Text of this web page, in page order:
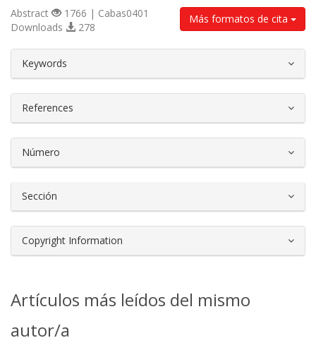
Más formatos de cita
Abstract
1766 | Cabas0401
Downloads
278
Keywords
References
Número
Sección
Copyright Information
Artículos más leídos del mismo
autor/a